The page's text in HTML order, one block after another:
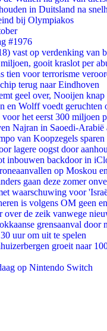
in Duitsland na
bij Olympiakos
#1976
vast op verdenking van
gooit kraslot per
tien voor terrorisme
terug naar Eindhoven
geel over, Nooijen knap
en Wolff voedt geruchten
het eerst 300 miljoen
Najran in Saoedi-Arabië
van Koopzegels sparen
lagere oogst door
inbouwen backdoor in
op Moskou
gaan deze zomer
waarschuwing voor
is volgens OM geen
over de zeik vanwege
grensaanval door
uur om uit te spelen
groeit naar
op Nintendo Switch